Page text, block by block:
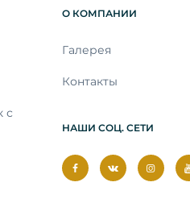
с
О КОМПАНИИ
Галерея
Контакты
НАШИ СОЦ. СЕТИ